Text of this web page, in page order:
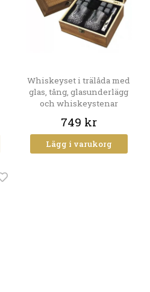
Whiskeyset i trälåda med
glas, tång, glasunderlägg
och whiskeystenar
749 kr
Lägg i varukorg